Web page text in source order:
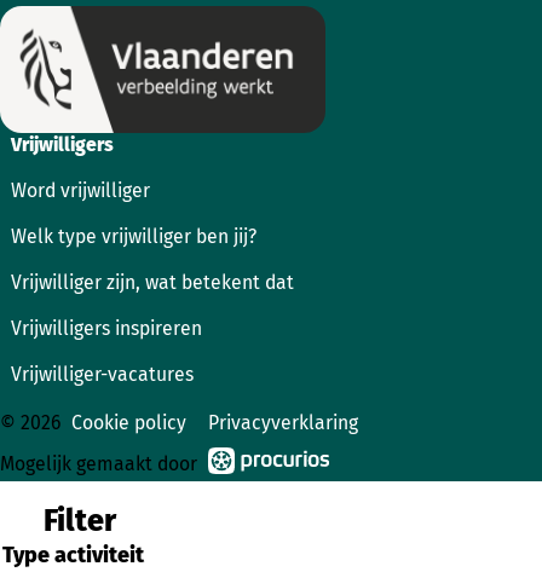
Vrijwilligers
Word vrijwilliger
Welk type vrijwilliger ben jij?
Vrijwilliger zijn, wat betekent dat
Vrijwilligers inspireren
Vrijwilliger-vacatures
© 2026 Cookie policy
Privacyverklaring
Mogelijk gemaakt door
Filter
Type activiteit